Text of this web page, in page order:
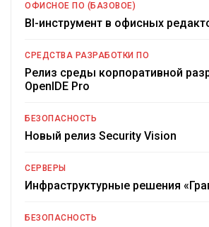
ОФИСНОЕ ПО (БАЗОВОЕ)
BI-инструмент в офисных
СРЕДСТВА РАЗРАБОТКИ ПО
Релиз среды корпоративной
OpenIDE Pro
БЕЗОПАСНОСТЬ
Новый релиз Security Vision
СЕРВЕРЫ
Инфраструктурные решения
БЕЗОПАСНОСТЬ